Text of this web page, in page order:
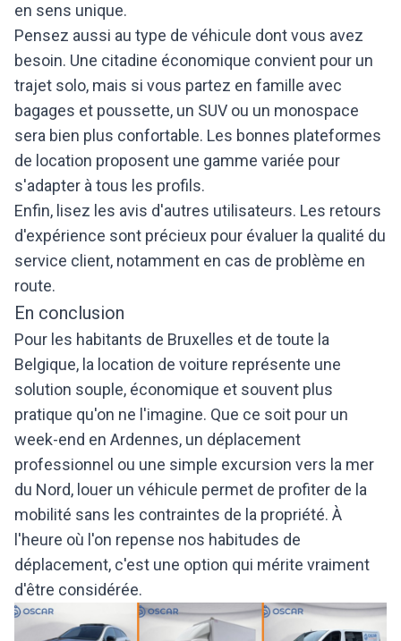
en sens unique.
Pensez aussi au type de véhicule dont vous avez
besoin. Une citadine économique convient pour un
trajet solo, mais si vous partez en famille avec
bagages et poussette, un SUV ou un monospace
sera bien plus confortable. Les bonnes plateformes
de location proposent une gamme variée pour
s'adapter à tous les profils.
Enfin, lisez les avis d'autres utilisateurs. Les retours
d'expérience sont précieux pour évaluer la qualité du
service client, notamment en cas de problème en
route.
En conclusion
Pour les habitants de Bruxelles et de toute la
Belgique, la location de voiture représente une
solution souple, économique et souvent plus
pratique qu'on ne l'imagine. Que ce soit pour un
week-end en Ardennes, un déplacement
professionnel ou une simple excursion vers la mer
du Nord, louer un véhicule permet de profiter de la
mobilité sans les contraintes de la propriété. À
l'heure où l'on repense nos habitudes de
déplacement, c'est une option qui mérite vraiment
d'être considérée.